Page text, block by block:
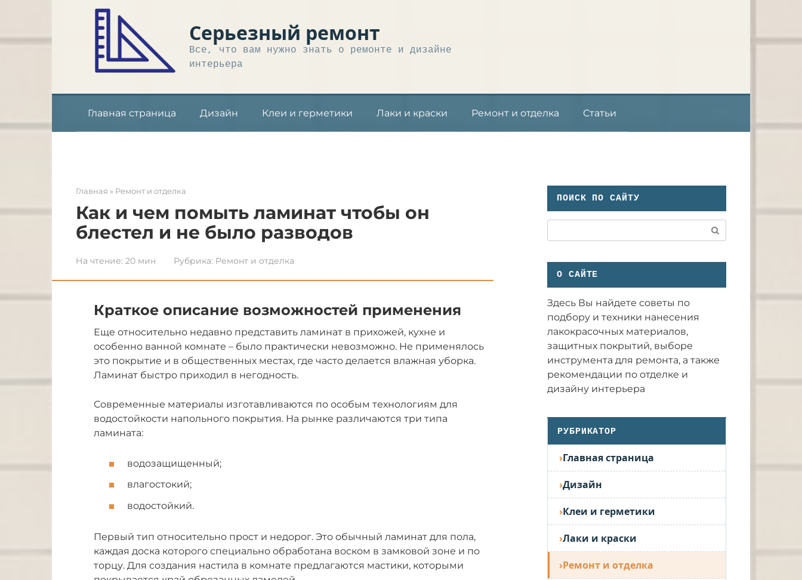
Серьезный ремонт
Все, что вам нужно знать о ремонте и дизайне
интерьера
Главная страница Дизайн Клеи и герметики Лаки и краски Ремонт и отделка Статьи
Главная » Ремонт и отделка
Как и чем помыть ламинат чтобы он
блестел и не было разводов
На чтение: 20 мин Рубрика: Ремонт и отделка
Краткое описание возможностей применения
Еще относительно недавно представить ламинат в прихожей, кухне и
особенно ванной комнате – было практически невозможно. Не применялось
это покрытие и в общественных местах, где часто делается влажная уборка.
Ламинат быстро приходил в негодность.
Современные материалы изготавливаются по особым технологиям для
водостойкости напольного покрытия. На рынке различаются три типа
ламината:
водозащищенный;
влагостокий;
водостойкий.
Первый тип относительно прост и недорог. Это обычный ламинат для пола,
каждая доска которого специально обработана воском в замковой зоне и по
торцу. Для создания настила в комнате предлагаются мастики, которыми
ПОИСК ПО САЙТУ
О САЙТЕ
Здесь Вы найдете советы по
подбору и техники нанесения
лакокрасочных материалов,
защитных покрытий, выборе
инструмента для ремонта, а также
рекомендации по отделке и
дизайну интерьера
РУБРИКАТОР
Главная страница
Дизайн
Клеи и герметики
Лаки и краски
Ремонт и отделка